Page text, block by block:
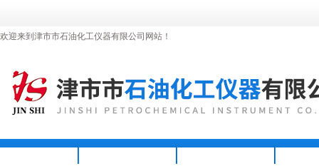
欢迎来到津市市石油化工仪器有限公司网站！